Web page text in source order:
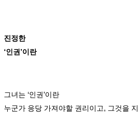
진정한
‘인권’이란
그녀는 ‘인권’이란
누군가 응당 가져야할 권리이고, 그것을